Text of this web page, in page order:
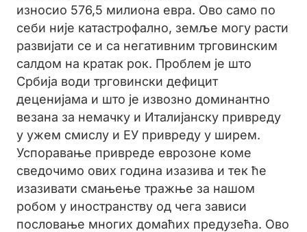
износио 576,5 милиона евра. Ово само по
себи није катастрофално, земље могу расти
развијати се и са негативним трговинским
салдом на кратак рок. Проблем је што
Србија води трговински дефицит
деценијама и што је извозно доминантно
везана за немачку и Италијанску привреду
у ужем смислу и ЕУ привреду у ширем.
Успоравање привреде еврозоне коме
сведочимо ових година изазива и тек ће
изазивати смањење тражње за нашом
робом у иностранству од чега зависи
пословање многих домаћих предузећа. Ово